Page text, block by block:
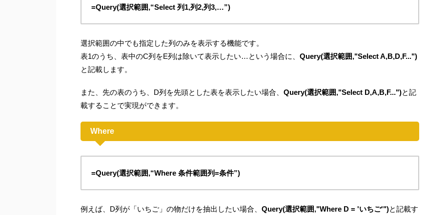
=Query(選択範囲,“Select 列1,列2,列3,…”)
選択範囲の中でも指定した列のみを表示する機能です。
表1のうち、表中のC列をE列は除いて表示したい…という場合に、 Query(選択範囲,"Select A,B,D,F...")
と記載します。
また、先の表のうち、D列を先頭とした表を表示したい場合、 Query(選択範囲,"Select D,A,B,F...")と記
載することで実現ができます。
Where
=Query(選択範囲,“Where 条件範囲列=条件”)
例えば、D列が「いちご」の物だけを抽出したい場合、 Query(選択範囲,"Where D = 'いちご'")と記載す